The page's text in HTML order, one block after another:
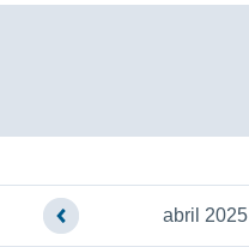
abril 2025